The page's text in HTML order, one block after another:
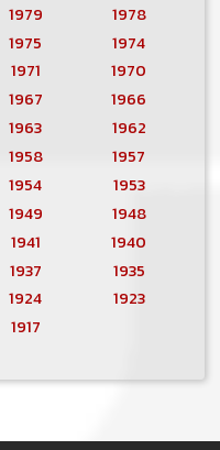
1979
1978
1975
1974
1971
1970
1967
1966
1963
1962
1958
1957
1954
1953
1949
1948
1941
1940
1937
1935
1924
1923
1917